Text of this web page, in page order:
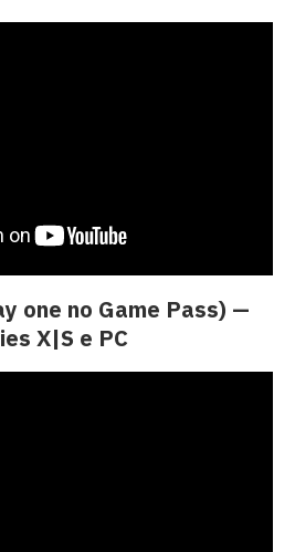
one no Game Pass) —
X|S e PC